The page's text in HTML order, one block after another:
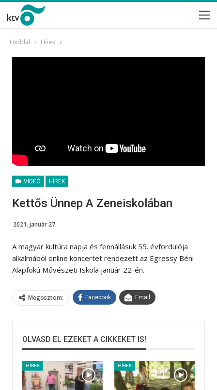
Főoldal Hírek
VIDEÓ HÍREK
Kettős Ünnep A Zeneiskolában
2021. január 27.
A magyar kultúra napja és fennállásuk 55. évfordulója
alkalmából online koncertet rendezett az Egressy Béni
Alapfokú Művészeti Iskola január 22-én.
Megosztom: Facebook Email
OLVASD EL EZEKET A CIKKEKET IS!
HÍREK HÍREK